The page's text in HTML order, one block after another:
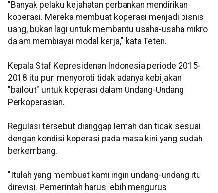
"Banyak pelaku kejahatan perbankan mendirikan
koperasi. Mereka membuat koperasi menjadi bisnis
uang, bukan lagi untuk membantu usaha-usaha mikro
dalam membiayai modal kerja," kata Teten.
Kepala Staf Kepresidenan Indonesia periode 2015-
2018 itu pun menyoroti tidak adanya kebijakan
"bailout" untuk koperasi dalam Undang-Undang
Perkoperasian.
Regulasi tersebut dianggap lemah dan tidak sesuai
dengan kondisi koperasi pada masa kini yang sudah
berkembang.
"Itulah yang membuat kami ingin undang-undang itu
direvisi. Pemerintah harus lebih mengurus